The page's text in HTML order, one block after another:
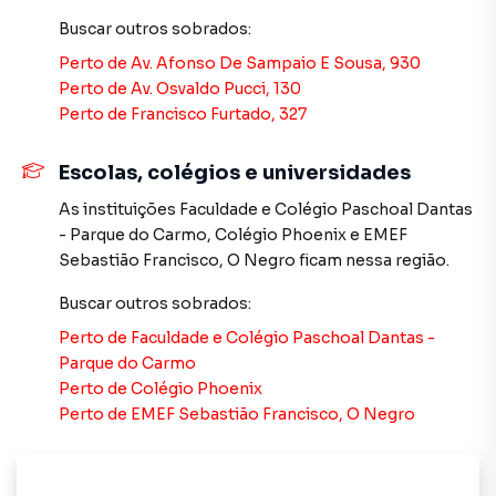
A Imobiliária Xavier e Brito tem mais opções de
apartamentos, casas residenciais e comerciais, sobrados,
terrenos, lojas e barracões para venda ou locação, além de
regiões de São Paulo. Aqui você encontra milhares de
ofertas para encontrar o imóvel que mais combina com
seu estilo de vida.
segurança e tranquilidade. Na Imobiliária Xavier e Brito
você consegue comprar ou alugar um imóvel em São Paulo
mesmo não estando na cidade e com a praticidade de
fazer tudo online, direto do seu computador ou
smartphone. Nós criamos soluções inovadoras para
Buscar outros sobrados:
Perto de Av. Afonso De Sampaio E Sousa, 930
Perto de Av. Osvaldo Pucci, 130
Perto de Francisco Furtado, 327
Escolas, colégios e universidades
As instituições Faculdade e Colégio Paschoal Dantas
- Parque do Carmo, Colégio Phoenixe EMEF
Sebastião Francisco, O Negro ficam nessa região.
Buscar outros sobrados:
Perto de Faculdade e Colégio Paschoal Dantas -
Parque do Carmo
Perto de Colégio Phoenix
Perto de EMEF Sebastião Francisco, O Negro